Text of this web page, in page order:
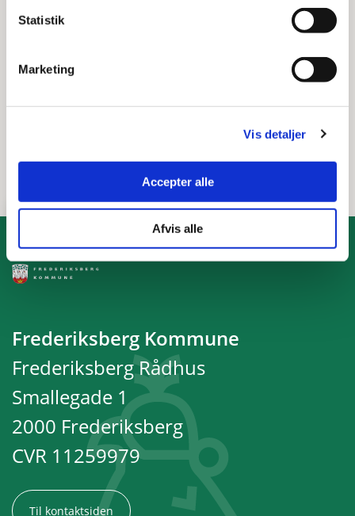
Statistik
Marketing
Vis detaljer
Accepter alle
Afvis alle
Frederiksberg Rådhus
2000 Frederiksberg
Frederiksberg Kommune
Frederiksberg Rådhus
Smallegade 1
2000 Frederiksberg
CVR 11259979
Til kontaktsiden